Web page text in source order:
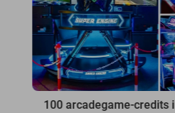
100 arcadegame-credits